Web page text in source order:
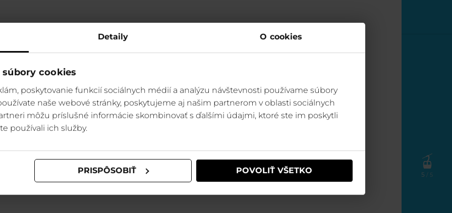
Detaily O cookies
cookies
poskytovanie funkcií sociálnych médií a analýzu návštevnosti používame súbory
naše webové stránky, poskytujeme aj našim partnerom v oblasti sociálnych
môžu príslušné informácie skombinovať s ďalšími údajmi, ktoré ste im poskytli
používali ich služby.
PRISPÔSOBIŤ POVOLIŤ VŠETKO 5 / 5